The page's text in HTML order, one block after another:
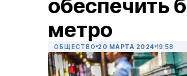
обеспечить
метро
ОБЩЕСТВО 20 МАРТА 2024 19:58